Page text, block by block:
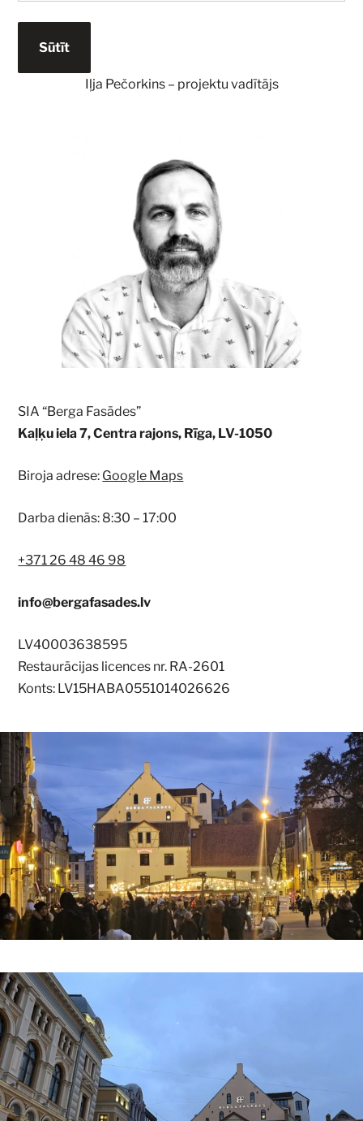
Sūtīt
Iļja Pečorkins – projektu vadītājs
SIA “Berga Fasādes”
Kaļķu iela 7, Centra rajons, Rīga, LV-1050
Biroja adrese: Google Maps
Darba dienās: 8:30 – 17:00
+371 26 48 46 98
info@bergafasades.lv
LV40003638595
Restaurācijas licences nr. RA-2601
Konts: LV15HABA0551014026626